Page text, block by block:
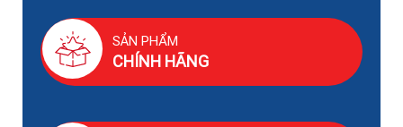
SẢN PHẨM
CHÍNH HÃNG